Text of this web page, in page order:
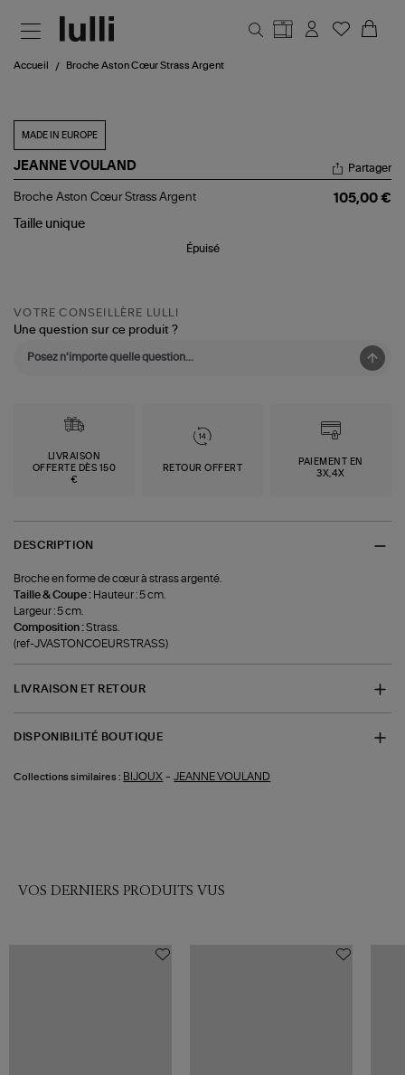
Accueil Broche Aston Cœur Strass Argent
MADE IN EUROPE
JEANNE VOULAND
Broche
Cœur
Partager
Broche Aston Cœur Strass Argent
105,00 €
Taille unique
Épuisé
VOTRE CONSEILLÈRE LULLI
Une question sur ce produit ?
LIVRAISON
OFFERTE DÈS 150
€
RETOUR OFFERT
PAIEMENT EN
3X,4X
DESCRIPTION
Broche en forme de cœur à strass argenté.
Taille & Coupe : Hauteur : 5 cm.
Largeur : 5 cm.
Composition :Strass.
(ref-JVASTONCOEURSTRASS)
LIVRAISON ET RETOUR
DISPONIBILITÉ BOUTIQUE
Collections similaires : BIJOUX -JEANNE VOULAND
VOS DERNIERS PRODUITS VUS